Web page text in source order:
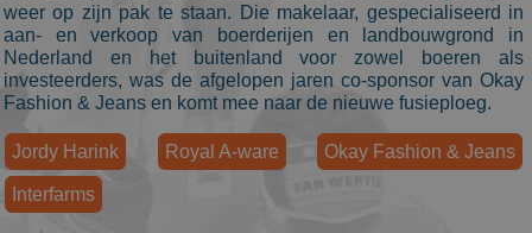
weer op zijn pak te staan. Die makelaar, gespecialiseerd in
aan- en verkoop van boerderijen en landbouwgrond in
Nederland en het buitenland voor zowel boeren als
investeerders, was de afgelopen jaren co-sponsor van Okay
Fashion & Jeans en komt mee naar de nieuwe fusieploeg.
Jordy Harink Royal A-ware Okay Fashion & Jeans
Interfarms
_ga
Google LLC
.schaatspeloton.nl
1 jaar 1
maand
This cookie
name is
asssociated
with Google
Universal
Analytics -
which is a
significant
update to